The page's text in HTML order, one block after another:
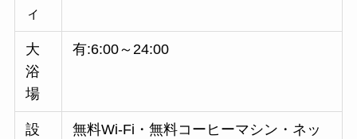
ィ
大
浴
場
有:6:00～24:00
設
無料Wi-Fi・無料コーヒーマシン・ネッ